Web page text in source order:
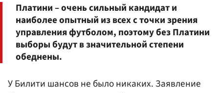
Платини – очень сильный кандидат и
наиболее опытный из всех с точки зрения
управления футболом, поэтому без Платини
выборы будут в значительной степени
обеднены.
У Билити шансов не было никаких. Заявление